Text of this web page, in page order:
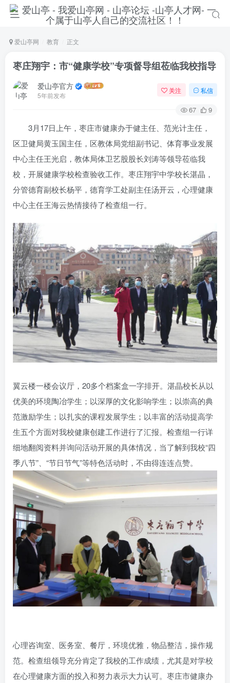
爱山亭网 教育 正文
枣庄翔宇：市“健康学校”专项督导组莅临我校指导
爱山亭官方
5年前发布
关注 私信
67 9
3月17日上午，枣庄市健康办于健主任、范光计主任，
区卫健局黄玉国主任，区教体局党组副书记、体育事业发展
中心主任王光启，教体局体卫艺股股长刘涛等领导莅临我
校，开展健康学校检查验收工作。枣庄翔宇中学校长湛晶，
分管德育副校长杨平，德育学工处副主任汤开云，心理健康
中心主任王海云热情接待了检查组一行。
翼云楼一楼会议厅，20多个档案盒一字排开。湛晶校长从以
优美的环境陶冶学生；以深厚的文化影响学生；以崇高的典
范激励学生；以扎实的课程发展学生；以丰富的活动提高学
生五个方面对我校健康创建工作进行了汇报。检查组一行详
细地翻阅资料并询问活动开展的具体情况，当了解到我校“四
季八节”、“节日节气”等特色活动时，不由得连连点赞。
心理咨询室、医务室、餐厅，环境优雅，物品整洁，操作规
范。检查组领导充分肯定了我校的工作成绩，尤其是对学校
在心理健康方面的投入和努力表示大力认可。枣庄市健康办
登录
记住登录 账号密码登录
登录
社交账号登录
QQ登录 微信登录
使用社交账号登录即表示同意用户协议